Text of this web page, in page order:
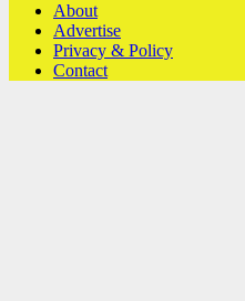
About
Advertise
Privacy & Policy
Contact